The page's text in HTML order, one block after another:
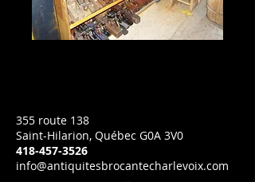
355 route 138
Saint-Hilarion, Québec G0A 3V0
418-457-3526
info@antiquitesbrocantecharlevoix.com